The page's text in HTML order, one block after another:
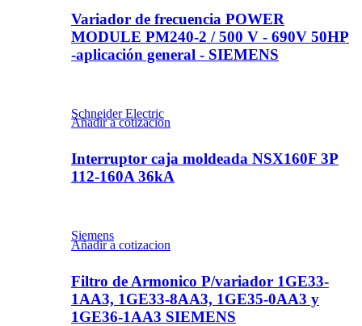
Variador de frecuencia POWER
MODULE PM240-2 / 500 V - 690V 50HP
-aplicación general - SIEMENS
Schneider Electric
Añadir a cotizacion
Interruptor caja moldeada NSX160F 3P
112-160A 36kA
Siemens
Añadir a cotizacion
Filtro de Armonico P/variador 1GE33-
1AA3, 1GE33-8AA3, 1GE35-0AA3 y
1GE36-1AA3 SIEMENS